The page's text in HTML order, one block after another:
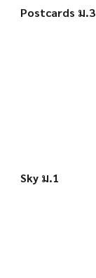
Postcards ม.3
Sky ม.1